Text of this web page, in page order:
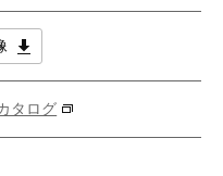
タログ